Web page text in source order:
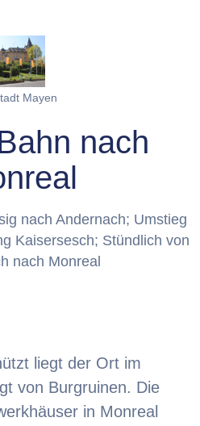
Mayen
nach
nach Andernach; Umstieg
Kaisersesch; Stündlich von
nach Monreal
liegt der Ort im
von Burgruinen. Die
in Monreal